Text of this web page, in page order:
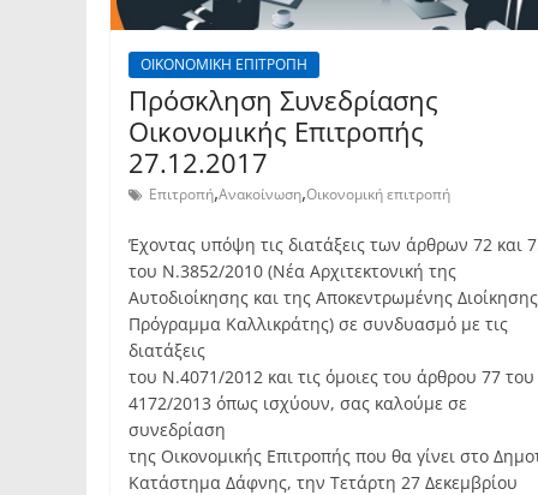
ΟΙΚΟΝΟΜΙΚΗ ΕΠΙΤΡΟΠΗ
Πρόσκληση Συνεδρίασης
Οικονομικής Επιτροπής
27.12.2017
Επιτροπή,Ανακοίνωση,Οικονομική επιτροπή
Έχοντας υπόψη τις διατάξεις των άρθρων 72 και
του Ν.3852/2010 (Νέα Αρχιτεκτονική της
Αυτοδιοίκησης και της Αποκεντρωμένης
Πρόγραμμα Καλλικράτης) σε συνδυασμό με τις
διατάξεις
του Ν.4071/2012 και τις όμοιες του άρθρου 77
4172/2013 όπως ισχύουν, σας καλούμε σε
συνεδρίαση
της Οικονομικής Επιτροπής που θα γίνει στο
Κατάστημα Δάφνης, την Τετάρτη 27 Δεκεμβρίου